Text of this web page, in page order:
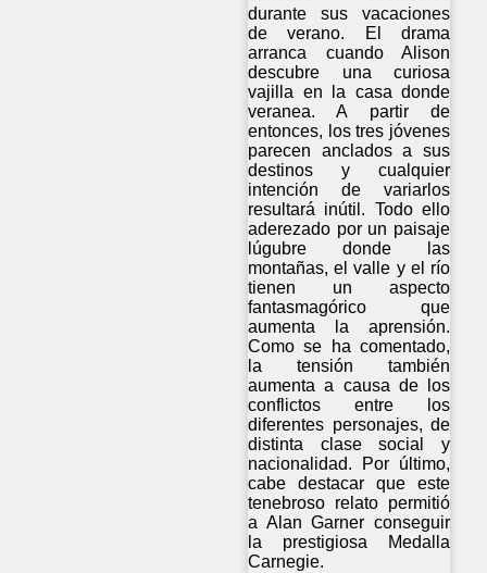
durante sus vacaciones
de verano. El drama
arranca cuando Alison
descubre una curiosa
vajilla en la casa donde
veranea. A partir de
entonces, los tres jóvenes
parecen anclados a sus
destinos y cualquier
intención de variarlos
resultará inútil. Todo ello
aderezado por un paisaje
lúgubre donde las
montañas, el valle y el río
tienen un aspecto
fantasmagórico que
aumenta la aprensión.
Como se ha comentado,
la tensión también
aumenta a causa de los
conflictos entre los
diferentes personajes, de
distinta clase social y
nacionalidad. Por último,
cabe destacar que este
tenebroso relato permitió
a Alan Garner conseguir
la prestigiosa Medalla
Carnegie.